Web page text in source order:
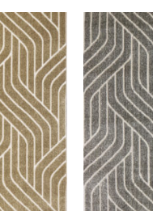
Add to
wishlist